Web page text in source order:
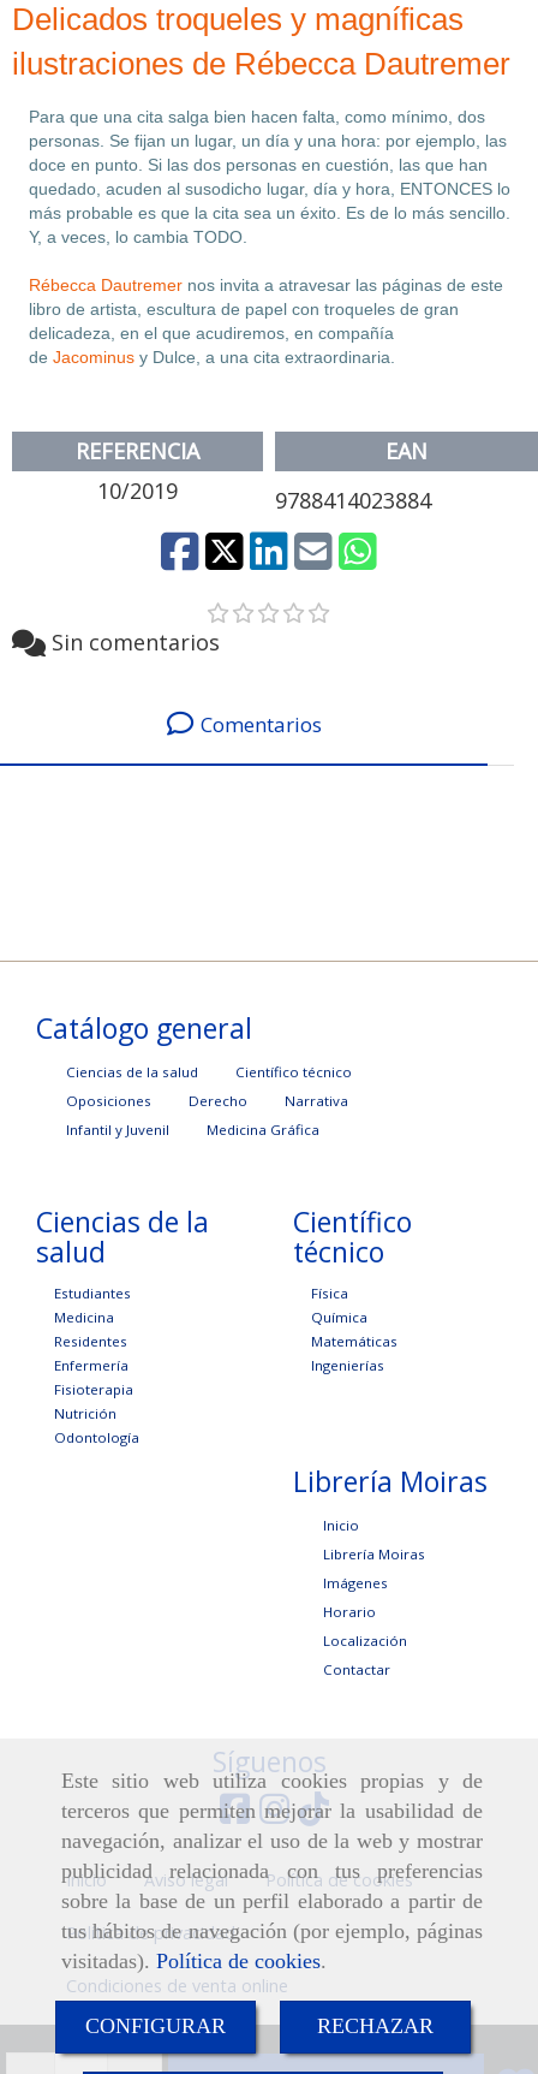
Este sitio web utiliza cookies propias y de
terceros que permiten mejorar la usabilidad de
navegación, analizar el uso de la web y mostrar
publicidad relacionada con tus preferencias
sobre la base de un perfil elaborado a partir de
tus hábitos de navegación (por ejemplo, páginas
visitadas). Política de cookies.
CONFIGURAR RECHAZAR
Delicados troqueles y magníficas
ilustraciones de Rébecca Dautremer
Para que una cita salga bien hacen falta, como mínimo, dos
personas. Se fijan un lugar, un día y una hora: por ejemplo, las
doce en punto. Si las dos personas en cuestión, las que han
quedado, acuden al susodicho lugar, día y hora, ENTONCES lo
más probable es que la cita sea un éxito. Es de lo más sencillo.
Y, a veces, lo cambia TODO.
Rébecca Dautremer nos invita a atravesar las páginas de este
libro de artista, escultura de papel con troqueles de gran
delicadeza, en el que acudiremos, en compañía
de Jacominus y Dulce, a una cita extraordinaria.
REFERENCIA
10/2019
EAN
9788414023884
Sin comentarios
Comentarios
Catálogo general
Ciencias de la salud
Científico técnico
Oposiciones
Derecho
Narrativa
Infantil y Juvenil
Medicina Gráfica
Ciencias de la
salud
Estudiantes
Medicina
Residentes
Enfermería
Fisioterapia
Nutrición
Odontología
Científico
técnico
Física
Química
Matemáticas
Ingenierías
Librería Moiras
Inicio
Librería Moiras
Imágenes
Horario
Localización
Contactar
Síguenos
Inicio Aviso legal Política de cookies
Política de privacidad
Condiciones de venta online